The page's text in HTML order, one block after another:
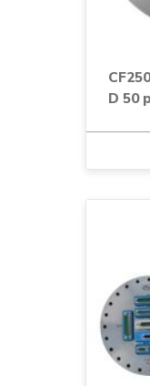
D 50